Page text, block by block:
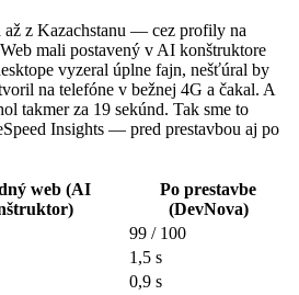
až z Kazachstanu — cez profily na
mali postavený v AI konštruktore
vyzeral úplne fajn, nešťúral by
na telefóne v bežnej 4G a čakal. A
takmer za 19 sekúnd. Tak sme to
Insights — pred prestavbou aj po
web (AI
Po prestavbe
(DevNova)
99 / 100
1,5 s
0,9 s